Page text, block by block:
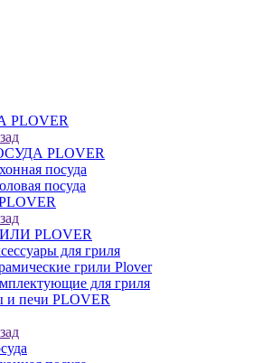
PLOVER
посуда
посуда
PLOVER
для гриля
грили Plover
для гриля
и печи PLOVER